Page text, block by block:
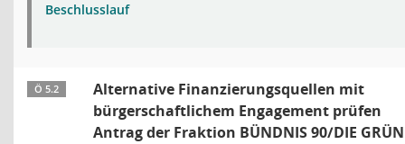
Beschlusslauf
Ö 5.2
Alternative Finanzierungsquellen mit
bürgerschaftlichem Engagement prüfen
Antrag der Fraktion BÜNDNIS 90/DIE